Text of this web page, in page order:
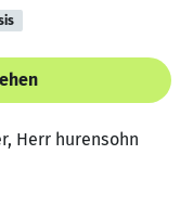
Herr hurensohn